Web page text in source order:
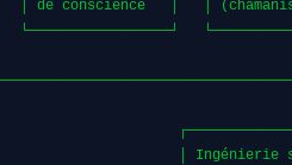
│ de conscience   │   │
└─────────────────┘
│ Ingénierie